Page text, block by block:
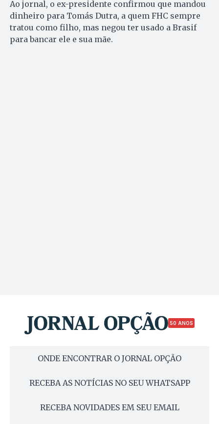
Ao jornal, o ex-presidente confirmou que mandou
dinheiro para Tomás Dutra, a quem FHC sempre
tratou como filho, mas negou ter usado a Brasif
para bancar ele e sua mãe.
50 ANOS
ONDE ENCONTRAR O JORNAL OPÇÃO
RECEBA AS NOTÍCIAS NO SEU WHATSAPP
RECEBA NOVIDADES EM SEU EMAIL